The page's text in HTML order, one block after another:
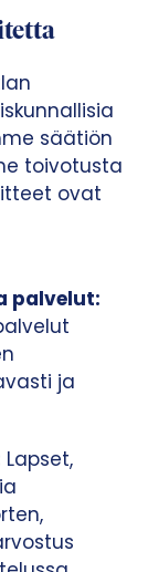
säätiön
toivotusta
ovat
palvelut:
ja
Lapset,